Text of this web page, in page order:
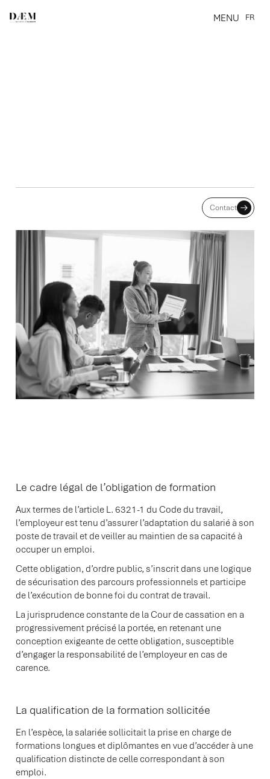
MENU
FR
LA DÉLIMITATION DE
FORMATION DE
L’EMPLOYEUR : EXCLUSION
DES FORMATIONS DE
RECONVERSION
Contact
Le cadre légal de l’obligation de formation
Aux termes de l’article L. 6321-1 du Code du travail,
l’employeur est tenu d’assurer l’adaptation du salarié à son
poste de travail et de veiller au maintien de sa capacité à
occuper un emploi.
Cette obligation, d’ordre public, s’inscrit dans une logique
de sécurisation des parcours professionnels et participe
de l’exécution de bonne foi du contrat de travail.
La jurisprudence constante de la Cour de cassation en a
progressivement précisé la portée, en retenant une
conception exigeante de cette obligation, susceptible
d’engager la responsabilité de l’employeur en cas de
carence.
La qualification de la formation sollicitée
En l’espèce, la salariée sollicitait la prise en charge de
formations longues et diplômantes en vue d’accéder à une
qualification distincte de celle correspondant à son
emploi.